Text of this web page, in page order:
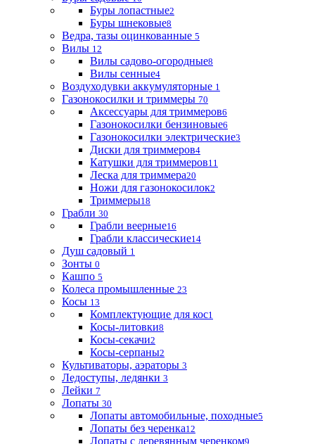
Буры лопастные2
Буры шнековые8
Ведра, тазы оцинкованные 5
Вилы 12
Вилы садово-огородные8
Вилы сенные4
Воздуходувки аккумуляторные 1
Газонокосилки и триммеры 70
Аксессуары для триммеров6
Газонокосилки бензиновые6
Газонокосилки электрические3
Диски для триммеров4
Катушки для триммеров11
Леска для триммера20
Ножи для газонокосилок2
Триммеры18
Грабли 30
Грабли веерные16
Грабли классические14
Душ садовый 1
Зонты 0
Кашпо 5
Колеса промышленные 23
Косы 13
Комплектующие для кос1
Косы-литовки8
Косы-секачи2
Косы-серпаны2
Культиваторы, аэраторы 3
Ледоступы, ледянки 3
Лейки 7
Лопаты 30
Лопаты автомобильные, походные5
Лопаты без черенка12
Лопаты с деревянным черенком9